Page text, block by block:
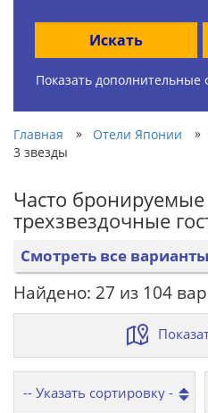
Искать
Показать дополнительные
Главная » Отели Японии »
3 звезды
Часто бронируемые
трехзвездочные
Смотреть все варианты
Найдено: 27 из 104